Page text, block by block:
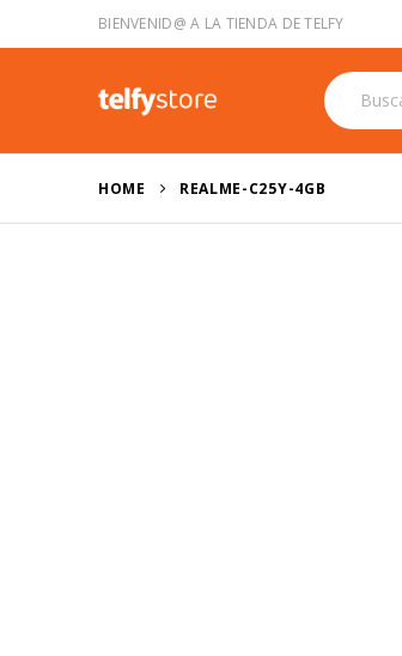
BIENVENID@ A LA TIENDA DE TELFY
HOME REALME-C25Y-4GB